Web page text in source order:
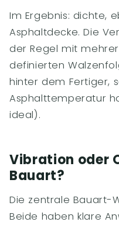
Im Ergebnis: dichte,
Asphaltdecke. Die
der Regel mit
definierten
hinter dem Fertiger,
Asphalttemperatur
ideal).
Vibration oder
Bauart?
Die zentrale Bauart-
Beide haben klare